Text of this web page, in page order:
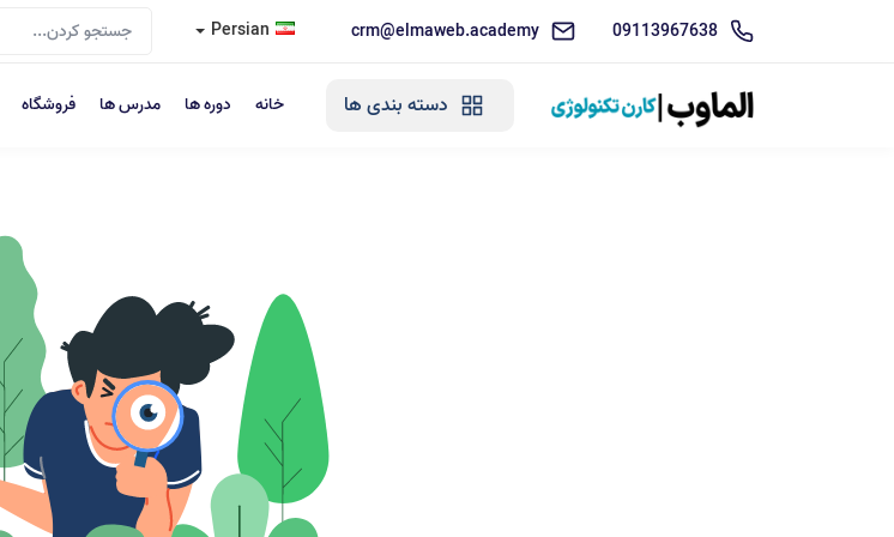
09113967638
crm@elmaweb.academy
Persian
دسته بندی ها خانه دوره ها مدرس ها فروشگاه